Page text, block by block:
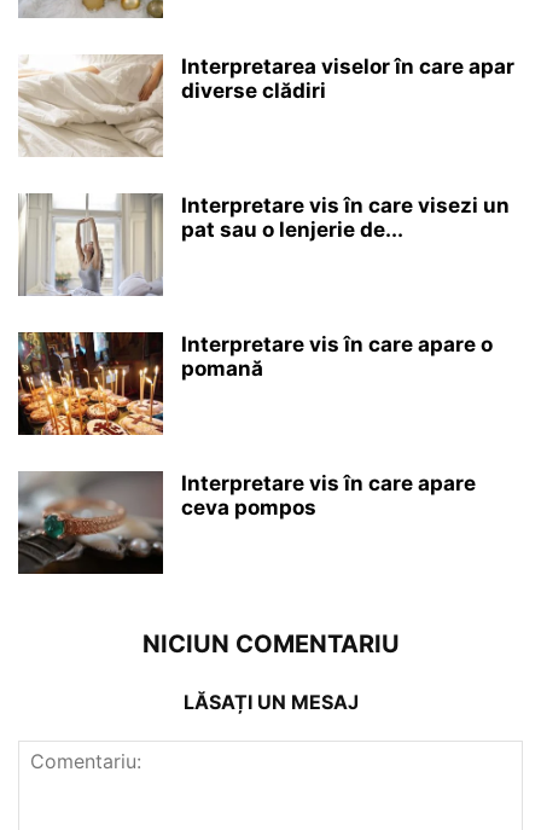
Interpretarea viselor în care apar
diverse clădiri
Interpretare vis în care visezi un
pat sau o lenjerie de...
Interpretare vis în care apare o
pomană
Interpretare vis în care apare
ceva pompos
NICIUN COMENTARIU
LĂSAȚI UN MESAJ